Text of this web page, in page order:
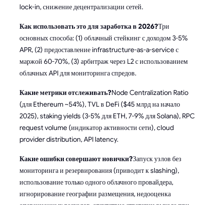
lock-in, снижение децентрализации сетей.
Как использовать это для заработка в 2026?Три
основных способа: (1) облачный стейкинг с доходом 3-5%
APR, (2) предоставление infrastructure-as-a-service с
маржой 60-70%, (3) арбитраж через L2 с использованием
облачных API для мониторинга спредов.
Какие метрики отслеживать?Node Centralization Ratio
(для Ethereum ~54%), TVL в DeFi ($45 млрд на начало
2025), staking yields (3-5% для ETH, 7-9% для Solana), RPC
request volume (индикатор активности сети), cloud
provider distribution, API latency.
Какие ошибки совершают новички?Запуск узлов без
мониторинга и резервирования (приводит к slashing),
использование только одного облачного провайдера,
игнорирование географии размещения, недооценка